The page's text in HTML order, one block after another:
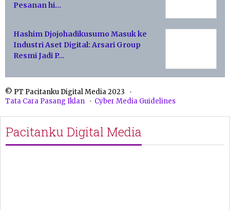
Pesanan hi…
Hashim Djojohadikusumo Masuk ke
Industri Aset Digital: Arsari Group
Resmi Jadi P…
© PT Pacitanku Digital Media 2023
Tata Cara Pasang Iklan
Cyber Media Guidelines
Pacitanku Digital Media